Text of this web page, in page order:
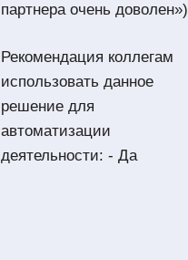
партнера очень доволен»)
Рекомендация коллегам
использовать данное
решение для
автоматизации
деятельности: - Да